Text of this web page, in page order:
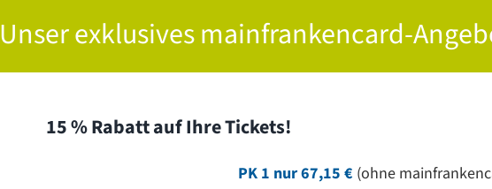
Unser exklusives mainfrankencard-
15 % Rabatt auf Ihre Tickets!
PK 1 nur 67,15 € (ohne